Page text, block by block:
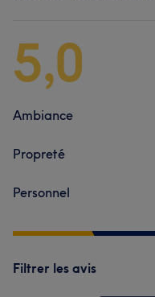
5,0
Ambiance
Propreté
Personnel
Filtrer les avis